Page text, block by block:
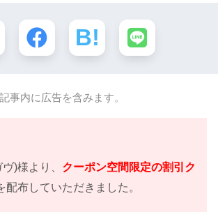
記事内に広告を含みます。
)様より、 クーポン空間限定の割引ク
配布していただきました。